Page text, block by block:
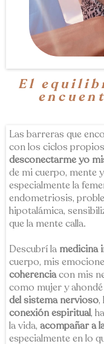
El
Las barreras que
con los ciclos
desconectarme yo
de mi cuerpo, mente
especialmente la
endometriosis,
hipotalámica,
que la mente calla.
Descubrí la medicina
cuerpo, mis
coherenciacon mis
como mujer y
del sistema nervioso,
conexión espiritual,
la vida, acompañar a
especialmente en lo